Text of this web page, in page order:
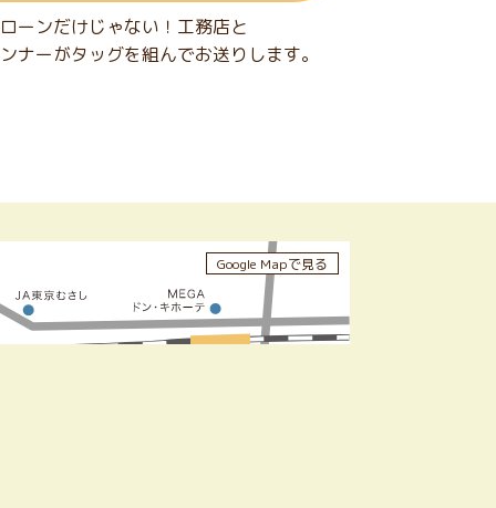
ーンだけじゃない！工務店と
ナーがタッグを組んでお送りします。
Google Mapで見る